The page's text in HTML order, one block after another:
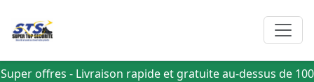
Super offres - Livraison rapide et gratuite au-dessus de 100